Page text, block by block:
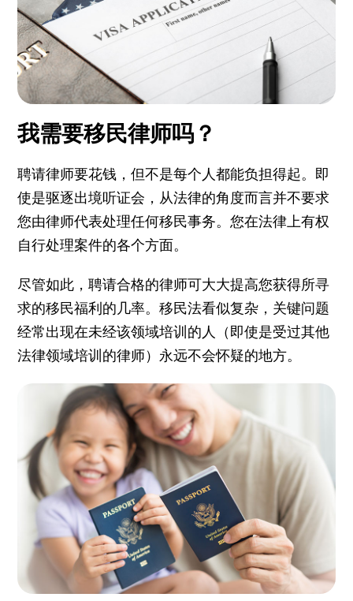
我需要移民律师吗？
聘请律师要花钱，但不是每个人都能负担得起。即
使是驱逐出境听证会，从法律的角度而言并不要求
您由律师代表处理任何移民事务。您在法律上有权
自行处理案件的各个方面。
尽管如此，聘请合格的律师可大大提高您获得所寻
求的移民福利的几率。移民法看似复杂，关键问题
经常出现在未经该领域培训的人（即使是受过其他
法律领域培训的律师）永远不会怀疑的地方。